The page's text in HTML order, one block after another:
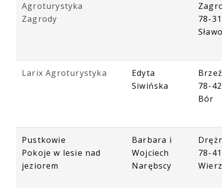
Agroturystyka
Zagrody
78-
Larix Agroturystyka
Edyta
Siwińska
78-
Bór
Pustkowie
Pokoje w lesie nad
jeziorem
Barbara i
Wojciech
Narębscy
78-